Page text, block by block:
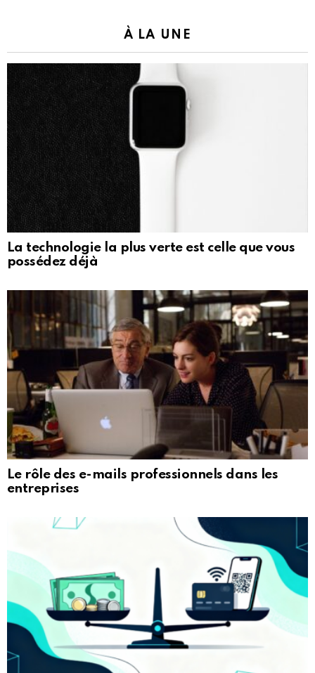
À LA UNE
La technologie la plus verte est celle que vous
possédez déjà
Le rôle des e-mails professionnels dans les
entreprises